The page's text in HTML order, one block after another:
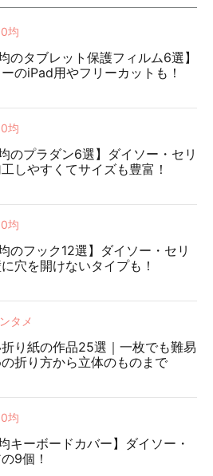
均
のタブレット保護フィルム6選】
のiPad用やフリーカットも！
均
均のプラダン6選】ダイソー・セリ
しやすくてサイズも豊富！
均
均のフック12選】ダイソー・セリ
穴を開けないタイプも！
タメ
り紙の作品25選｜一枚でも難易
折り方から立体のものまで
均
均キーボードカバー】ダイソー・
9個！